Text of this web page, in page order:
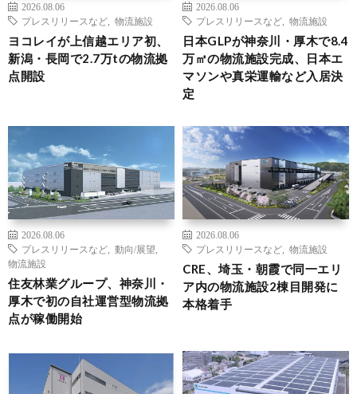
2026.08.06
プレスリリースなど
物流施設
ヨコレイが上信越エリア初、
新潟・長岡で2.7万tの物流拠
点開設
2026.08.06
プレスリリースなど
物流施設
日本GLPが神奈川・厚木で8.4
万㎡の物流施設完成、日本エ
マソンや真栄運輸など入居決
定
2026.08.06
プレスリリースなど
動向/展望
物流施設
住友林業グループ、神奈川・
厚木で初の自社運営型物流拠
点が稼働開始
2026.08.06
プレスリリースなど
物流施設
CRE、埼玉・朝霞で同一エリ
ア内の物流施設2棟目開発に
本格着手